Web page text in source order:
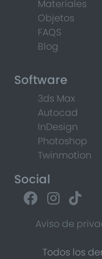
Materiales
Objetos
FAQS
Blog
Software
3ds Max
Autocad
InDesign
Photoshop
Twinmotion
Social
Aviso de
Todos los